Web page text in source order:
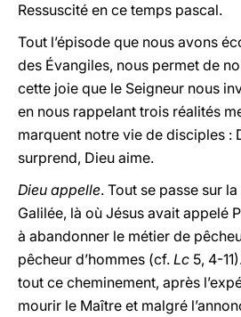
Ressuscité en ce temps pascal.
Tout l’épisode que nous avons
des Évangiles, nous permet de
cette joie que le Seigneur nous
en nous rappelant trois réalités
marquent notre vie de disciples :
surprend, Dieu aime.
Dieu appelle. Tout se passe sur
Galilée, là où Jésus avait appelé
à abandonner le métier de
pêcheur d’hommes (cf. Lc 5, 4-
tout ce cheminement, après
mourir le Maître et malgré